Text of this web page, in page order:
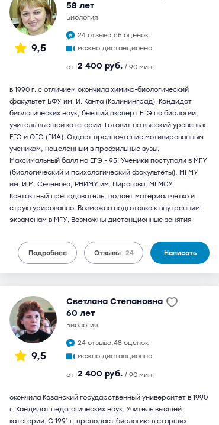
9,5
58 лет
биология
24 отзыва,65 оценок
можно дистанционно
от 2 400 руб. / 90 мин.
в 1990 г. с отличием окончила химико-биологический
факультет БФУ им. И. Канта (Калининград). Кандидат
биологических наук, бывший эксперт ЕГЭ по биологии,
учитель высшей категории. Готовит на высокий уровень к
ЕГЭ и ОГЭ (ГИА). Отдает предпочтение мотивированным
ученикам, нацеленным в профильные вузы.
Максимальный балл на ЕГЭ - 95. Ученики поступали в МГУ
(биологический и психологический факультеты), МГМУ
им. И.М. Сеченова, РНИМУ им. Пирогова, МГМСУ.
Контактный преподаватель, подает материал четко и
структурированно. Возможна подготовка к внутренним
экзаменам в МГУ. Возможны дистанционные занятия
Подробнее Отзывы 24 Написать
9,5
Светлана Степановна
60 лет
биология
24 отзыва,48 оценок
можно дистанционно
от 2 400 руб. / 90 мин.
окончила Казанский государственный университет в 1990
г. Кандидат педагогических наук. Учитель высшей
категории. С 1991 г. преподает биологию в старших